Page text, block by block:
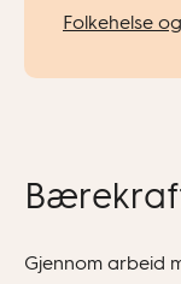
Folkehelse
Gjennom arbeid